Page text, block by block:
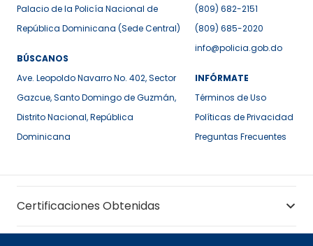
Palacio de la Policía Nacional de
República Dominicana (Sede Central)
BÚSCANOS
Ave. Leopoldo Navarro No. 402, Sector
Gazcue, Santo Domingo de Guzmán,
Distrito Nacional, República
Dominicana
(809) 682-2151
(809) 685-2020
info@policia.gob.do
INFÓRMATE
Términos de Uso
Políticas de Privacidad
Preguntas Frecuentes
Certificaciones Obtenidas